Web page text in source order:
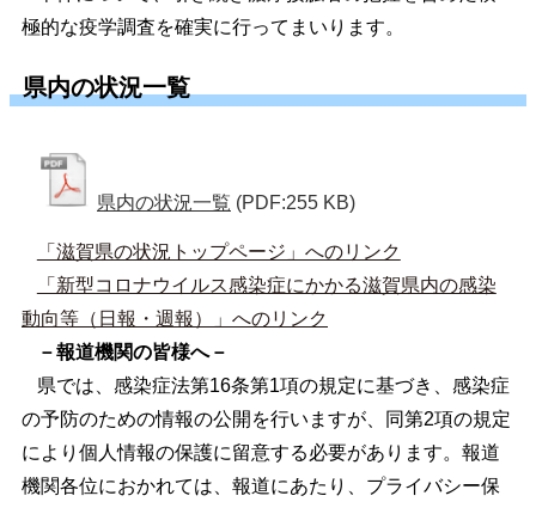
極的な疫学調査を確実に行ってまいります。
県内の状況一覧
県内の状況一覧 (PDF:255 KB)
「滋賀県の状況トップページ」へのリンク
「新型コロナウイルス感染症にかかる滋賀県内の感染
動向等（日報・週報）」へのリンク
－報道機関の皆様へ－
県では、感染症法第16条第1項の規定に基づき、感染症
の予防のための情報の公開を行いますが、同第2項の規定
により個人情報の保護に留意する必要があります。報道
機関各位におかれては、報道にあたり、プライバシー保